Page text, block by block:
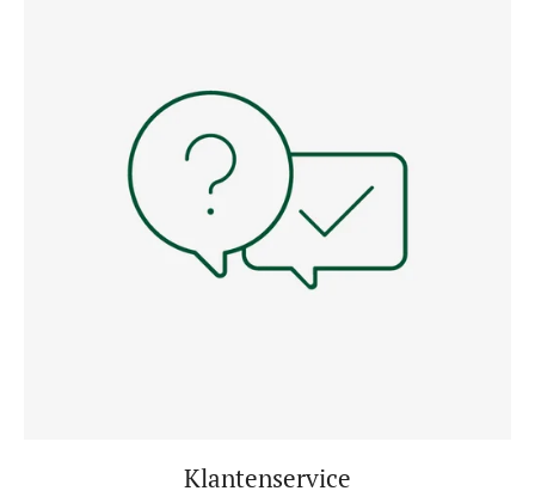
Klantenservice